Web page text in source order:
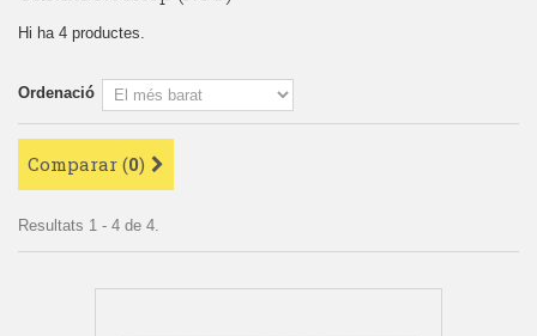
Hi ha 4 productes.
Ordenació
Comparar (0)
Resultats 1 - 4 de 4.